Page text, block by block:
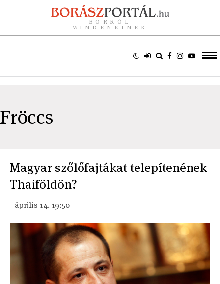
BORRÓL
MINDENKINEK
Fröccs
Magyar szőlőfajtákat telepítenének
Thaiföldön?
április 14. 19:50